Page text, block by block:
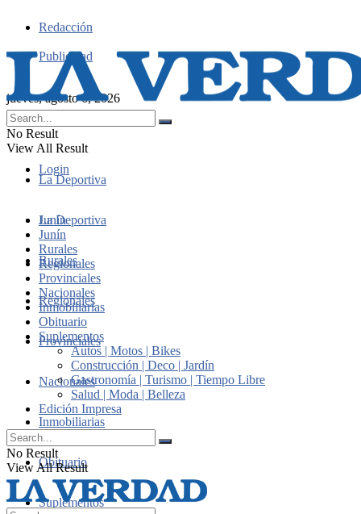
Redacción
Publicidad
jueves, agosto 6, 2026
Login
No Result
View All Result
La Deportiva
Junín
Rurales
Regionales
Provinciales
Nacionales
Inmobiliarias
Obituario
Suplementos
La Deportiva
Junín
Rurales
Regionales
Provinciales
Nacionales
Inmobiliarias
Obituario
Suplementos
Autos | Motos | Bikes
Construcción | Deco | Jardín
Gastronomía | Turismo | Tiempo Libre
Salud | Moda | Belleza
Edición Impresa
No Result
View All Result